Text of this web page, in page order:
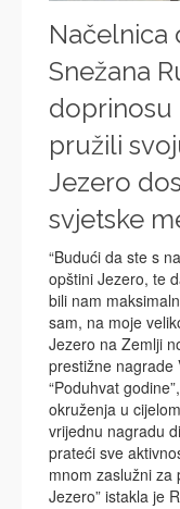
Načelnica
Snežana
doprinosu
pružili
Jezero
svjetske
“Budući da ste s
opštini Jezero, te
bili nam
sam, na moje
Jezero na Zemlji
prestižne nagrade
“Poduhvat
okruženja u
vrijednu nagradu
prateći sve
mnom zaslužni za
Jezero” istakla je